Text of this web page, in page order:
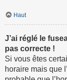
Haut
J’ai réglé le
pas correcte !
Si vous êtes
horaire mais que